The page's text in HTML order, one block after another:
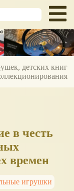
детских книг
в честь
времен
игрушки